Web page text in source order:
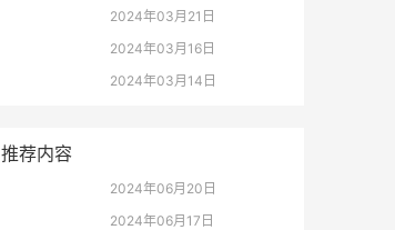
2024年03月21日
2024年03月16日
2024年03月14日
推荐内容
2024年06月20日
2024年06月17日